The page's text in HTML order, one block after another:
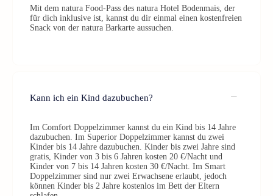
Mit dem natura Food-Pass des natura Hotel Bodenmais, der
für dich inklusive ist, kannst du dir einmal einen kostenfreien
Snack von der natura Barkarte aussuchen.
Kann ich ein Kind dazubuchen?
Im Comfort Doppelzimmer kannst du ein Kind bis 14 Jahre
dazubuchen. Im Superior Doppelzimmer kannst du zwei
Kinder bis 14 Jahre dazubuchen. Kinder bis zwei Jahre sind
gratis, Kinder von 3 bis 6 Jahren kosten 20 €/Nacht und
Kinder von 7 bis 14 Jahren kosten 30 €/Nacht. Im Smart
Doppelzimmer sind nur zwei Erwachsene erlaubt, jedoch
können Kinder bis 2 Jahre kostenlos im Bett der Eltern